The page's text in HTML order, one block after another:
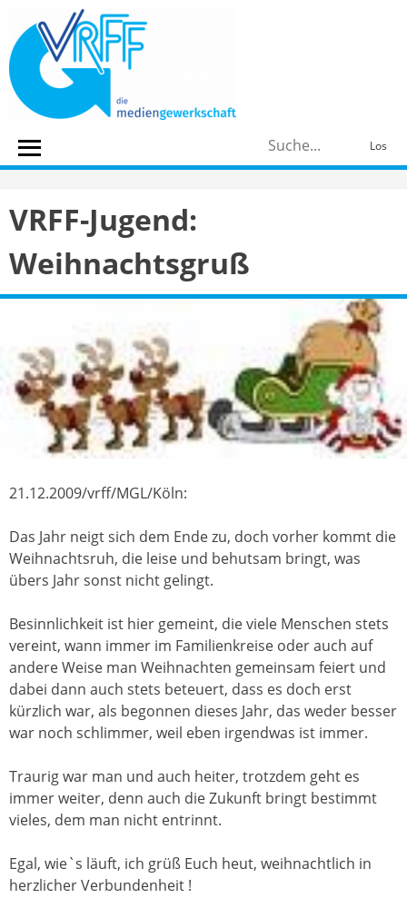
content
Los
VRFF-Jugend:
Weihnachtsgruß
21.12.2009/vrff/MGL/Köln:
Das Jahr neigt sich dem Ende zu, doch vorher kommt die
Weihnachtsruh, die leise und behutsam bringt, was
übers Jahr sonst nicht gelingt.
Besinnlichkeit ist hier gemeint, die viele Menschen stets
vereint, wann immer im Familienkreise oder auch auf
andere Weise man Weihnachten gemeinsam feiert und
dabei dann auch stets beteuert, dass es doch erst
kürzlich war, als begonnen dieses Jahr, das weder besser
war noch schlimmer, weil eben irgendwas ist immer.
Traurig war man und auch heiter, trotzdem geht es
immer weiter, denn auch die Zukunft bringt bestimmt
vieles, dem man nicht entrinnt.
Egal, wie`s läuft, ich grüß Euch heut, weihnachtlich in
herzlicher Verbundenheit !